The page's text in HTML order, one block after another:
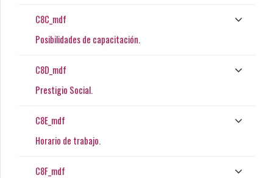
C8C_mdf
Posibilidades de capacitación.
C8D_mdf
Prestigio Social.
C8E_mdf
Horario de trabajo.
C8F_mdf